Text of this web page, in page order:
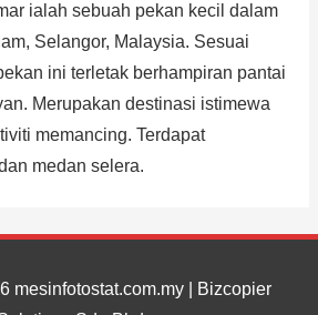
ialah sebuah pekan kecil dalam
Selangor, Malaysia. Sesuai
ini terletak berhampiran pantai
Merupakan destinasi istimewa
memancing. Terdapat
medan selera.
mesinfotostat.com.my| Bizcopier